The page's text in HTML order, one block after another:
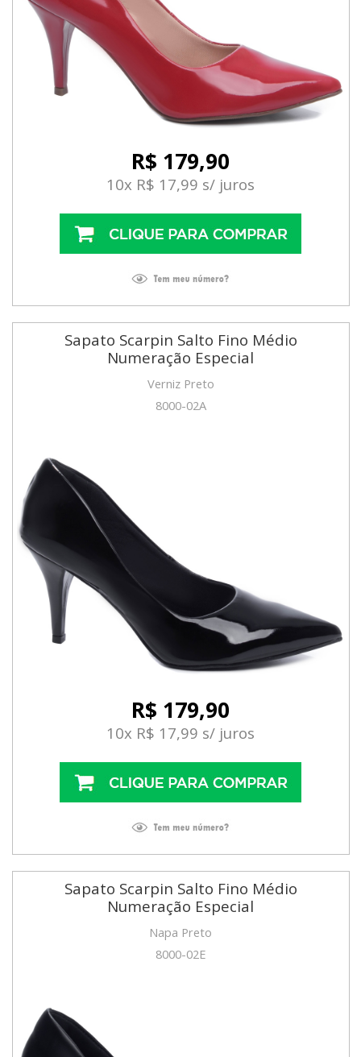
R$ 179,90
10x R$ 17,99 s/ juros
Sapato Scarpin Salto Fino Médio
Numeração Especial
Verniz Preto
8000-02A
R$ 179,90
10x R$ 17,99 s/ juros
Sapato Scarpin Salto Fino Médio
Numeração Especial
Napa Preto
8000-02E